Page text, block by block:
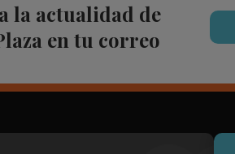
la actualidad de
en tu correo